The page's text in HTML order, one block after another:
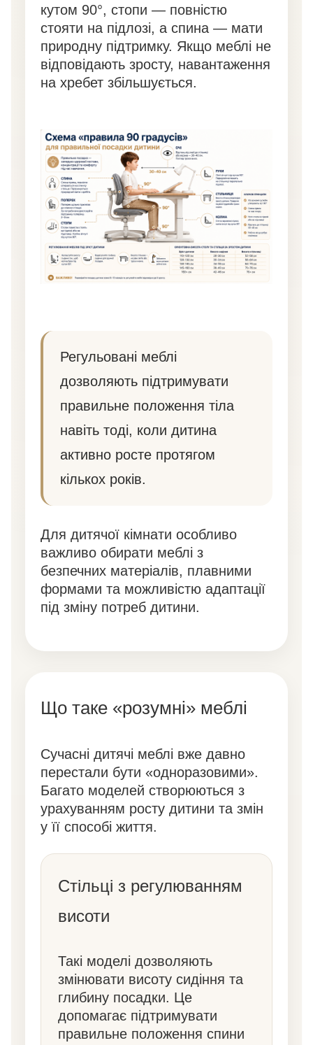
кутом 90°, стопи — повністю
стояти на підлозі, а спина — мати
природну підтримку. Якщо меблі не
відповідають зросту, навантаження
на хребет збільшується.
Регульовані меблі
дозволяють підтримувати
правильне положення тіла
навіть тоді, коли дитина
активно росте протягом
кількох років.
Для дитячої кімнати особливо
важливо обирати меблі з
безпечних матеріалів, плавними
формами та можливістю адаптації
під зміну потреб дитини.
Що таке «розумні» меблі
Сучасні дитячі меблі вже давно
перестали бути «одноразовими».
Багато моделей створюються з
урахуванням росту дитини та змін
у її способі життя.
Стільці з регулюванням
висоти
Такі моделі дозволяють
змінювати висоту сидіння та
глибину посадки. Це
допомагає підтримувати
правильне положення спини